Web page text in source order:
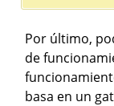
Por último,
de
basa en un